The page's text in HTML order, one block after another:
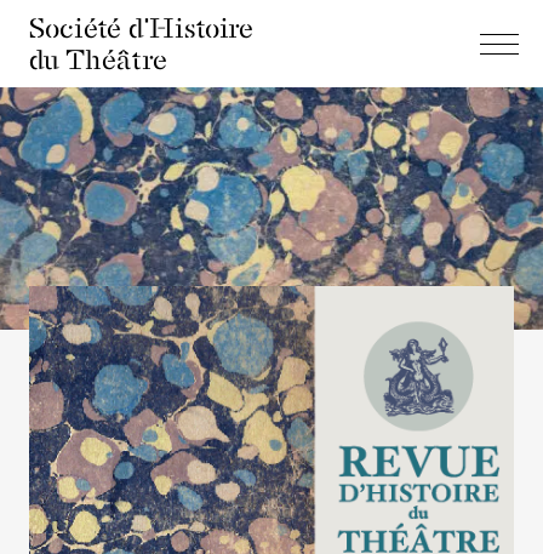
Société d'Histoire
du Théâtre